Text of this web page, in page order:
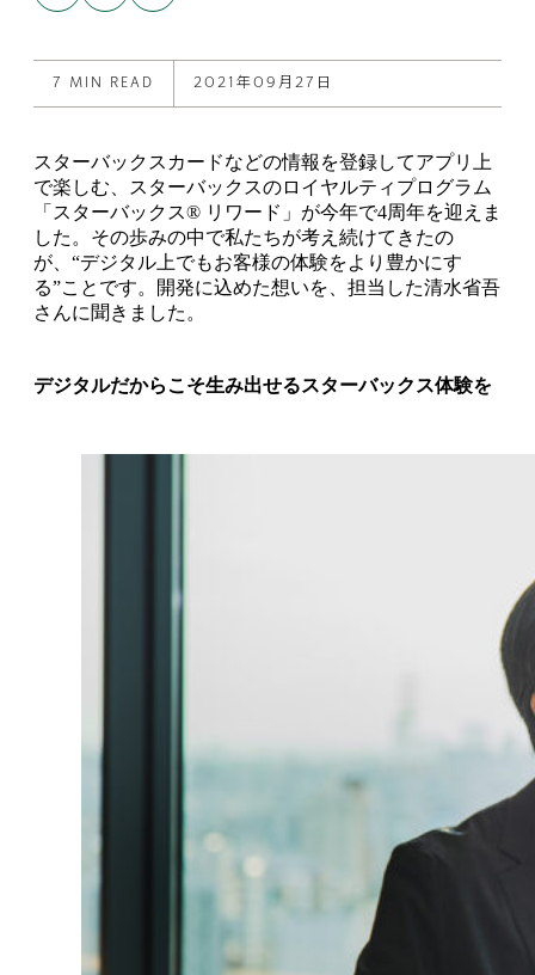
post
X
post
Facebook
to
7 MIN READ 2021年09月27日
スターバックスカードなどの情報を登録してアプリ上
で楽しむ、スターバックスのロイヤルティプログラム
「スターバックス® リワード」が今年で4周年を迎えま
した。その歩みの中で私たちが考え続けてきたの
が、“デジタル上でもお客様の体験をより豊かにす
る”ことです。開発に込めた想いを、担当した清水省吾
さんに聞きました。
デジタルだからこそ生み出せるスターバックス体験を